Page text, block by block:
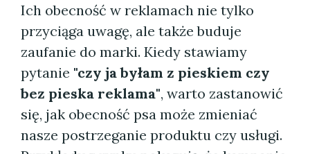
Ich obecność w reklamach nie tylko
przyciąga uwagę, ale także buduje
zaufanie do marki. Kiedy stawiamy
pytanie "czy ja byłam z pieskiem czy
bez pieska reklama", warto zastanowić
się, jak obecność psa może zmieniać
nasze postrzeganie produktu czy usługi.